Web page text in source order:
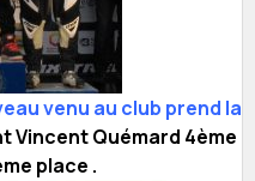
venu au club prend la
Vincent Quémard 4ème
place .